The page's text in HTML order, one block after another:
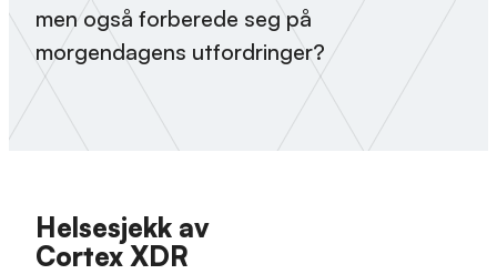
men også forberede seg på
morgendagens utfordringer?
Helsesjekk av
Cortex XDR